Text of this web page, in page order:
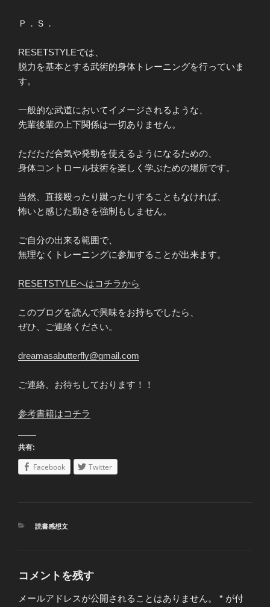
Ｐ．Ｓ．
RESETSTYLEでは、
脱力を基本とする武術的身体トレーニングを行っていま
す。
一般的な武道においてイメージされるような、
先輩後輩の上下関係は一切ありません。
ただただ合気や発勁を使えるようになるための、
身体コントロール技術を楽しく学ぶための場所です。
当然、直接殴ったり蹴ったりすることもなければ、
怖いと感じた動きを強制もしません。
ご自分の出来る範囲で、
無理なくトレーニングに参加することが出来ます。
RESETSTYLEへはコチラから
このブログを読んで興味をお持ちでしたら、
ぜひ、ご連絡ください。
dreamasabutterfly@gmail.com
ご連絡、お待ちしております！！
参考書籍はコチラ
共有:
Facebook Twitter
カ
ー
読書感想文
コメントを残す
メールアドレスが公開されることはありません。 * が付